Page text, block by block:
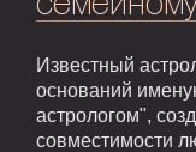
Известный
оснований
астрологом",
совместимости